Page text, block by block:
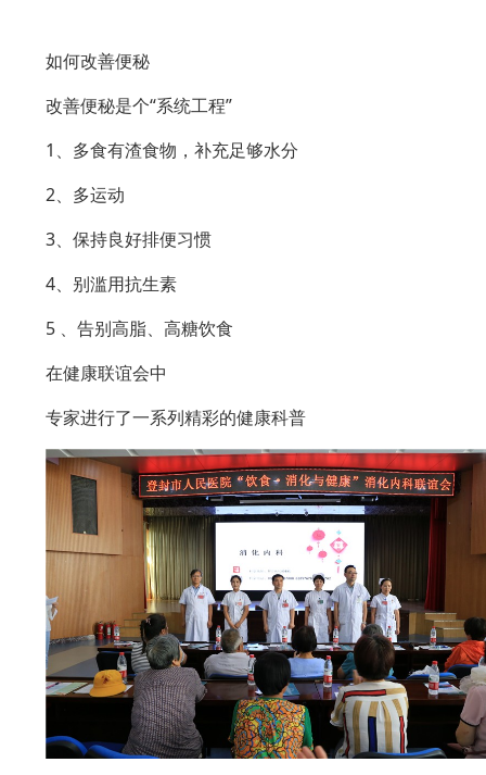
如何改善便秘
改善便秘是个“系统工程”
1、多食有渣食物，补充足够水分
2、多运动
3、保持良好排便习惯
4、别滥用抗生素
5 、告别高脂、高糖饮食
在健康联谊会中
专家进行了一系列精彩的健康科普